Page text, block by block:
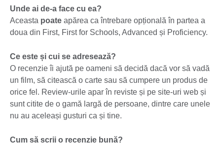
Unde ai de-a face cu ea?
Aceasta poate apărea ca întrebare opțională în partea a
doua din First, First for Schools, Advanced și Proficiency.
Ce este și cui se adresează?
O recenzie îi ajută pe oameni să decidă dacă vor să vadă
un film, să citească o carte sau să cumpere un produs de
orice fel. Review-urile apar în reviste și pe site-uri web și
sunt citite de o gamă largă de persoane, dintre care unele
nu au aceleași gusturi ca și tine.
Cum să scrii o recenzie bună?